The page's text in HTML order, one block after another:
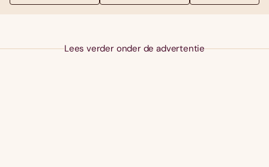
Lees verder onder de advertentie